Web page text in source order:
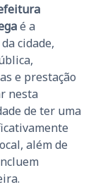
é a
cidade,
e prestação
nesta
de ter uma
além de